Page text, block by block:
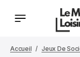
Accueil Jeux De